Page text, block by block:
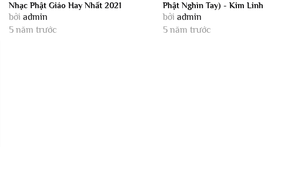
Nhạc Phật Giáo Hay Nhất 2021
bởi admin
5 năm trước
Phật Nghìn Tay) - Kim Linh
bởiadmin
5 năm trước